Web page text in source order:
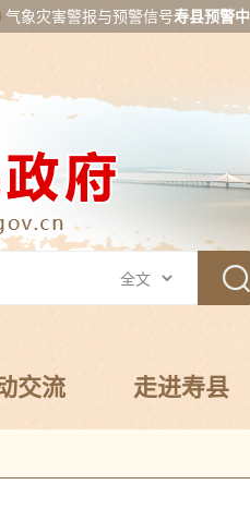
气象灾害警报与预警信号寿县预警中
交流 走进寿县